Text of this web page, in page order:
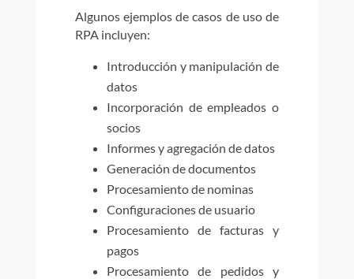
Algunos ejemplos de casos de uso de
RPA incluyen:
Introducción y manipulación de
datos
Incorporación de empleados o
socios
Informes y agregación de datos
Generación de documentos
Procesamiento de nominas
Configuraciones de usuario
Procesamiento de facturas y
pagos
Procesamiento de pedidos y